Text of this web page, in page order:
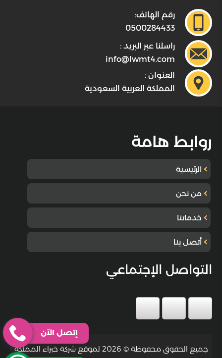
رقم الهاتف:
0500284433
راسلنا عبر البريد :
info@lwmt4.com
العنوان :
المملكة العربية السعودية
روابط هامة
الرئيسية
من نحن
خدماتنا
أتصل بنا
التواصل الإجتماعي
جميع الحقوق محفوظة © 2026 لموقع شركة خبراء المملكة
إتصل الآن